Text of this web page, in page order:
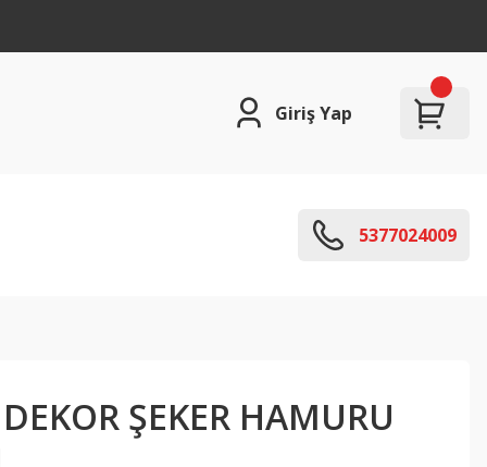
Giriş Yap
5377024009
ŞEKER HAMURU